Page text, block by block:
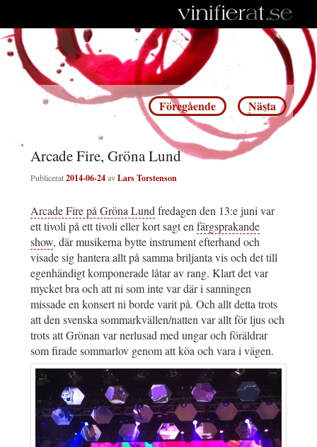
Inläggsnavigering
Föregående Nästa
Arcade Fire, Gröna Lund
Publicerat2014-06-24avLars Torstenson
Arcade Fire på Gröna Lundfredagen den 13:e juni var
ett tivoli på ett tivoli eller kort sagt enfärgsprakande
show, där musikerna bytte instrument efterhand och
visade sig hantera allt på samma briljanta vis och det till
egenhändigt komponerade låtar av rang. Klart det var
mycket bra och att ni som inte var där i sanningen
missade en konsert ni borde varit på. Och allt detta trots
att den svenska sommarkvällen/natten var allt för ljus och
trots att Grönan var nerlusad med ungar och föräldrar
som firade sommarlov genom att köa och vara i vägen.